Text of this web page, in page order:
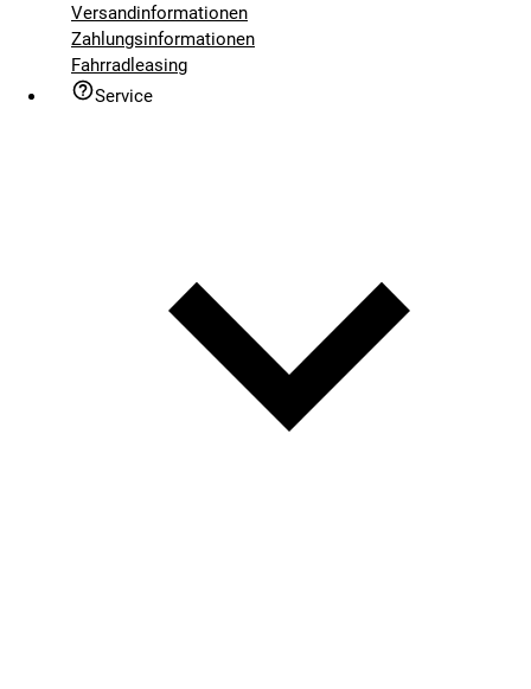
Versandinformationen
Zahlungsinformationen
Fahrradleasing
Service